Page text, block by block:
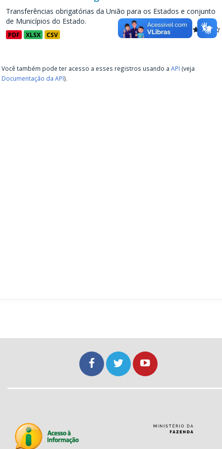
Transferências obrigatórias da União para os Estados e conjunto
de Municípios do Estado.
PDF XLSX CSV
Você também pode ter acesso a esses registros usando a API (veja
Documentação da API).